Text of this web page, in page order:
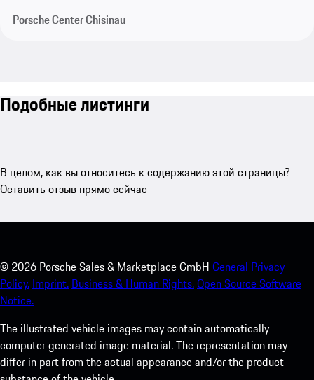
Porsche Center Chisinau
Подобные листинги
В целом, как вы относитесь к содержанию этой страницы?
Оставить отзыв прямо сейчас
© 2026 Porsche Sales & Marketplace GmbH General Privacy
Policy. Imprint. Business & Human Rights.Open Source Software
Notice.
The illustrated vehicle images may contain automatically
computer generated image material. The representation may
differ in part from the actual appearance and/or the product